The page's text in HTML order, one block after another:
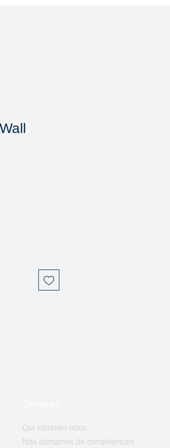
Qui sommes-nous
Nos domaines de compétences